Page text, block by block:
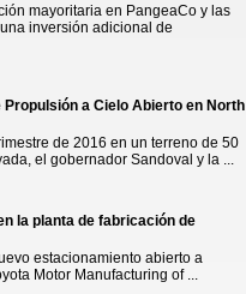
mayoritaria en PangeaCo y las
inversión adicional de
a Cielo Abierto en North
de 2016 en un terreno de 50
el gobernador Sandoval y la ...
la planta de fabricación de
estacionamiento abierto a
Motor Manufacturing of ...